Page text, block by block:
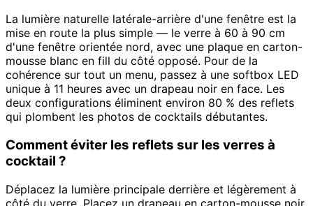
La lumière naturelle latérale-arrière d'une fenêtre est la
mise en route la plus simple — le verre à 60 à 90 cm
d'une fenêtre orientée nord, avec une plaque en carton-
mousse blanc en fill du côté opposé. Pour de la
cohérence sur tout un menu, passez à une softbox LED
unique à 11 heures avec un drapeau noir en face. Les
deux configurations éliminent environ 80 % des reflets
qui plombent les photos de cocktails débutantes.
Comment éviter les reflets sur les verres à
cocktail ?
Déplacez la lumière principale derrière et légèrement à
côté du verre. Placez un drapeau en carton-mousse noir